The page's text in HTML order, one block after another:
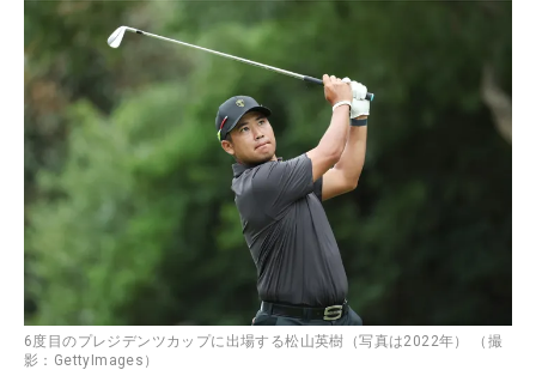
6度目のプレジデンツカップに出場する松山英樹（写真は2022年） （撮
影：GettyImages）